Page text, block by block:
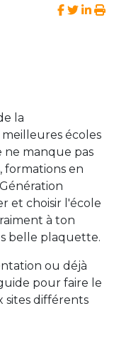
la
écoles
ne manque pas
formations en
et choisir l'école
à ton
belle plaquette.
ou déjà
pour faire le
sites différents